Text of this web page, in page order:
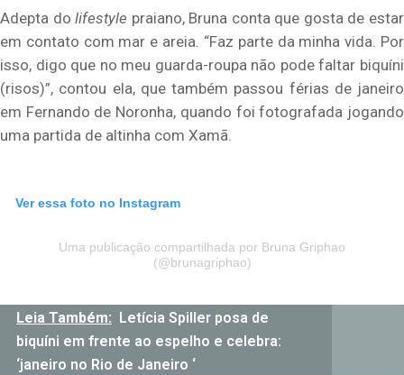
Adepta do lifestyle praiano, Bruna conta que gosta de estar
em contato com mar e areia. “Faz parte da minha vida. Por
isso, digo que no meu guarda-roupa não pode faltar biquíni
(risos)”, contou ela, que também passou férias de janeiro
em Fernando de Noronha, quando foi fotografada jogando
uma partida de altinha com Xamã.
Ver essa foto no Instagram
Uma publicação compartilhada por Bruna Griphao
(@brunagriphao)
Leia Também: Letícia Spiller posa de
biquíni em frente ao espelho e celebra:
‘janeiro no Rio de Janeiro ‘